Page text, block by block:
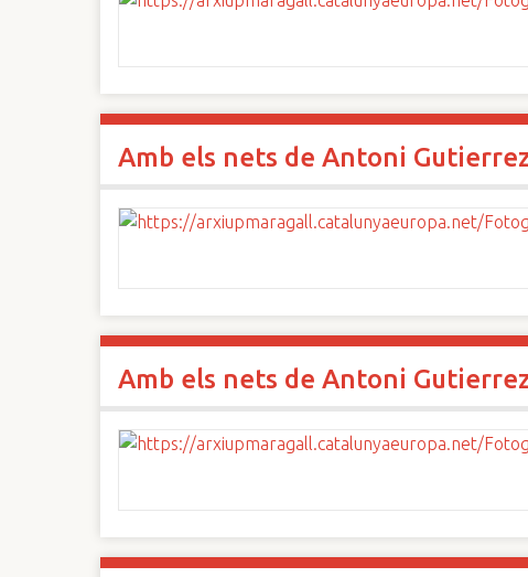
Amb els nets de Antoni
Amb els nets de Antoni